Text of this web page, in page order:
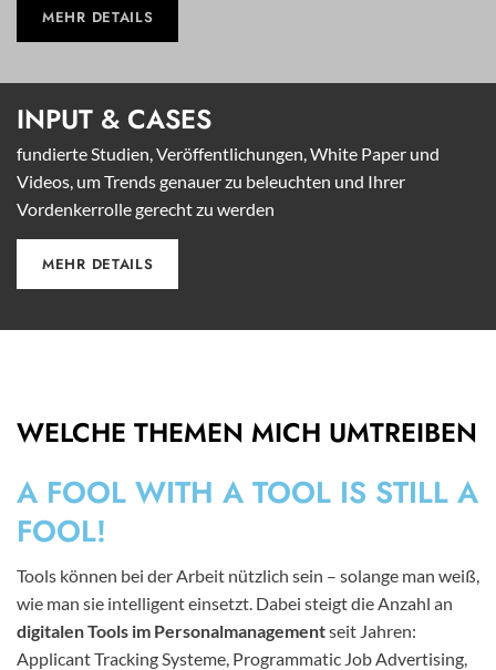
MEHR DETAILS
INPUT & CASES
fundierte Studien, Veröffentlichungen, White Paper und
Videos, um Trends genauer zu beleuchten und Ihrer
Vordenkerrolle gerecht zu werden
MEHR DETAILS
WELCHE THEMEN MICH UMTREIBEN
A FOOL WITH A TOOL IS STILL A
FOOL!
Tools können bei der Arbeit nützlich sein – solange man weiß,
wie man sie intelligent einsetzt. Dabei steigt die Anzahl an
digitalen Tools im Personalmanagementseit Jahren:
Applicant Tracking Systeme, Programmatic Job Advertising,